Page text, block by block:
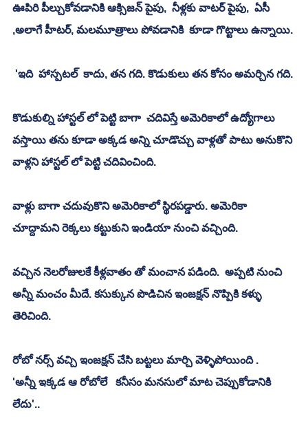
ఊపిరి పీల్చుకోవడానికి ఆక్సిజన్ పైపు,  నీళ్లకు వాటర్ పైపు,  ఏసీ
,అలాగే హీటర్, మలమూత్రాలు పోవడానికి  కూడా గొట్టాలు ఉన్నాయి.
'ఇది  హాస్పటల్  కాదు, తన గది. కొడుకులు తన కోసం అమర్చిన గది.
కొడుకుల్ని హాస్టల్ లో పెట్టి బాగా  చదివిస్తే అమెరికాలో ఉద్యోగాలు
వస్తాయి తను కూడా అక్కడ అన్ని చూడొచ్చు వాళ్లతో పాటు అనుకొని
వాళ్లని హాస్టల్ లో పెట్టి చదివించింది.
వాళ్లు బాగా చదువుకొని అమెరికాలో స్థిరపడ్డారు. అమెరికా
చూద్దామని రెక్కలు కట్టుకుని ఇండియా నుంచి వచ్చింది.
వచ్చిన నెలరోజులకే కీళ్లవాతం తో మంచాన పడింది.  అప్పటి నుంచి
అన్నీ మంచం మీదే. కసుక్కున పొడిచిన ఇంజక్షన్ నొప్పికి కళ్ళు
తెరిచింది.
రోబో నర్స్ వచ్చి ఇంజక్షన్ చేసి బట్టలు మార్చి వెళ్ళిపోయింది .
'అన్నీ ఇక్కడ ఆ రోబోలే   కనీసం మనసులో మాట చెప్పుకోడానికి
లేదు'..